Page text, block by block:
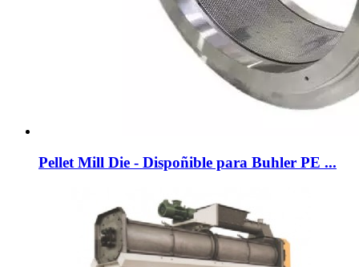
Pellet Mill Die - Dispoñible para Buhler PE ...